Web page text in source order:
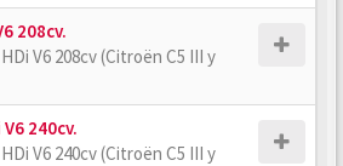
208cv.
V6 208cv (Citroën C5 III y
240cv.
V6 240cv (Citroën C5 III y